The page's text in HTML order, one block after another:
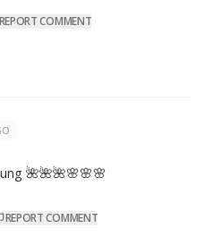
REPORT COMMENT
🌺🌺🌺🌸🌸🌸
REPORT COMMENT